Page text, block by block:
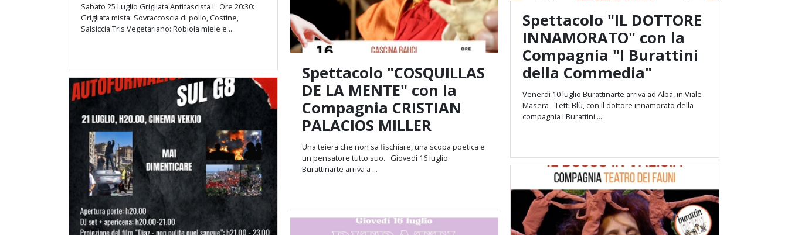
Sabato 25 Luglio Grigliata Antifascista ! Ore 20:30:
Grigliata mista: Sovraccoscia di pollo, Costine,
Salsiccia Tris Vegetariano: Robiola miele e ...
Spettacolo "COSQUILLAS
DE LA MENTE" con la
Compagnia CRISTIAN
PALACIOS MILLER
Una teiera che non sa fischiare, una scopa poetica e
un pensatore tutto suo. Giovedì 16 luglio
Burattinarte arriva a ...
Spettacolo "IL DOTTORE
INNAMORATO" con la
Compagnia "I Burattini
della Commedia"
Venerdì 10 luglio Burattinarte arriva ad Alba, in Viale
Masera - Tetti Blù, con Il dottore innamorato della
compagnia I Burattini ...